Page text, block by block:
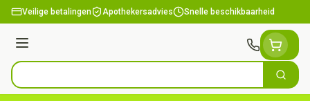
Ga naar de inhoud
Veilige betalingen Apothekersadvies Snelle beschikbaarheid
Menu
Product, merk, categorie... Zoek